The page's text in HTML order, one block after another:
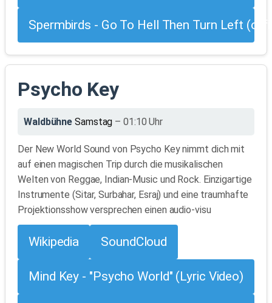
Spermbirds - Go To Hell Then Turn Left
Psycho Key
Waldbühne Samstag – 01:10 Uhr
Der New World Sound von Psycho Key nimmt dich mit
auf einen magischen Trip durch die musikalischen
Welten von Reggae, Indian-Music und Rock. Einzigartige
Instrumente (Sitar, Surbahar, Esraj) und eine traumhafte
Projektionsshow versprechen einen audio-visu
Wikipedia SoundCloud
Mind Key - "Psycho World" (Lyric Video)